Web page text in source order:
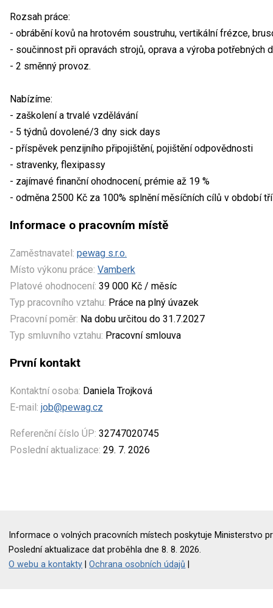
Rozsah práce:
- obrábění kovů na hrotovém soustruhu, vertikální frézce,
- součinnost při opravách strojů, oprava a výroba potřebných
- 2 směnný provoz.
Nabízíme:
- zaškolení a trvalé vzdělávání
- 5 týdnů dovolené/3 dny sick days
- příspěvek penzijního připojištění, pojištění odpovědnosti
- stravenky, flexipassy
- zajímavé finanční ohodnocení, prémie až 19 %
- odměna 2500 Kč za 100% splnění měsíčních cílů v období
Informace o pracovním místě
Zaměstnavatel: pewag s.r.o.
Místo výkonu práce: Vamberk
Platové ohodnocení: 39 000 Kč / měsíc
Typ pracovního vztahu: Práce na plný úvazek
Pracovní poměr: Na dobu určitou do 31.7.2027
Typ smluvního vztahu: Pracovní smlouva
První kontakt
Kontaktní osoba: Daniela Trojková
E-mail: job@pewag.cz
Referenční číslo ÚP: 32747020745
Poslední aktualizace: 29. 7. 2026
Informace o volných pracovních místech poskytuje Ministerstvo
Poslední aktualizace dat proběhla dne 8. 8. 2026.
O webu a kontakty |Ochrana osobních údajů